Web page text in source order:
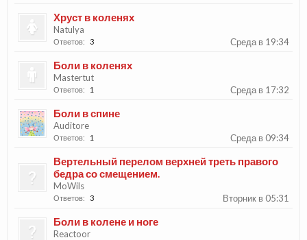
Хруст в коленях
Natulya
Ответов: 3 Среда в 19:34
Боли в коленях
Mastertut
Ответов: 1 Среда в 17:32
Боли в спине
Auditore
Ответов: 1 Среда в 09:34
Вертельный перелом верхней треть правого
бедра со смещением.
MoWils
Ответов: 3 Вторник в 05:31
Боли в колене и ноге
Reactoor